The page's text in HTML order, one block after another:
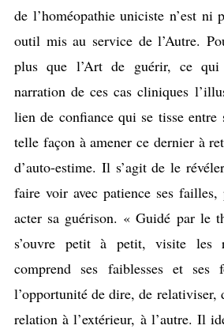
de l’homéopathie uniciste n’est ni
outil mis au service de l’Autre.
plus que l’Art de guérir, ce
narration de ces cas cliniques
lien de confiance qui se tisse
telle façon à amener ce dernier à
d’auto-estime. Il s’agit de le
faire voir avec patience ses failles,
acter sa guérison. « Guidé par le
s’ouvre petit à petit, visite les
comprend ses faiblesses et ses
l’opportunité de dire, de relativiser,
relation à l’extérieur, à l’autre. Il